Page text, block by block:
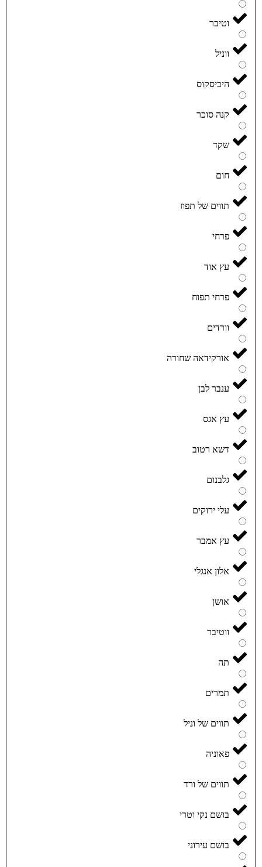
וטיבר
ווניל
היביסקוס
קנה סוכר
שקד
חום
תווים של תפוז
פרחי
עץ אוד
פרחי תפוח
וורדים
אורקידאה שחורה
ענבר לבן
עץ אגס
דשא רטוב
גלבנום
עלי ירוקים
עץ אמבר
אלון אנגלי
אושן
ווטיבר
תה
תמרים
תווים של וניל
פאוניה
תווים של ורד
בושם נקי וטרי
בושם עירוני